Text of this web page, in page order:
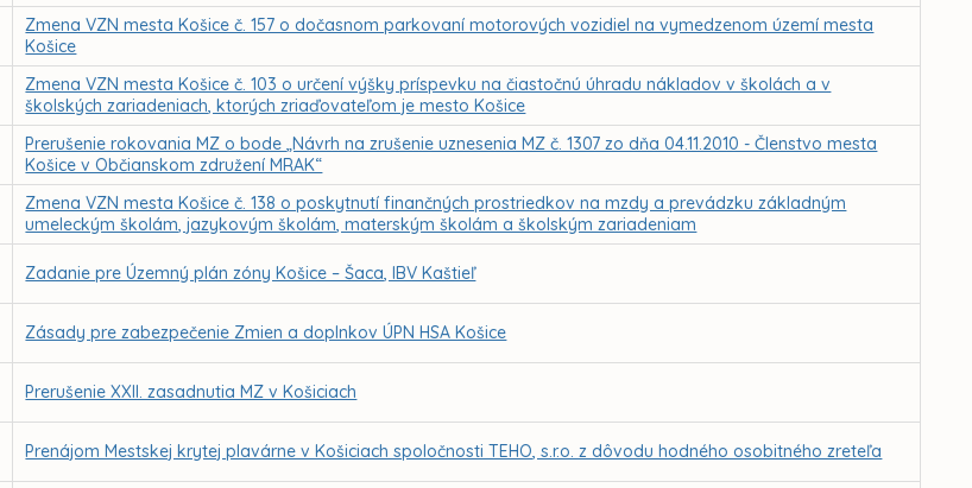
Zmena VZN mesta Košice č. 157 o dočasnom parkovaní motorových vozidiel na vymedzenom území mesta
Košice
Zmena VZN mesta Košice č. 103 o určení výšky príspevku na čiastočnú úhradu nákladov v školách a v
školských zariadeniach, ktorých zriaďovateľom je mesto Košice
Prerušenie rokovania MZ o bode „Návrh na zrušenie uznesenia MZ č. 1307 zo dňa 04.11.2010 - Členstvo mesta
Košice v Občianskom združení MRAK“
Zmena VZN mesta Košice č. 138 o poskytnutí finančných prostriedkov na mzdy a prevádzku základným
umeleckým školám, jazykovým školám, materským školám a školským zariadeniam
Zadanie pre Územný plán zóny Košice – Šaca, IBV Kaštieľ
Zásady pre zabezpečenie Zmien a doplnkov ÚPN HSA Košice
Prerušenie XXII. zasadnutia MZ v Košiciach
Prenájom Mestskej krytej plavárne v Košiciach spoločnosti TEHO, s.r.o. z dôvodu hodného osobitného zreteľa